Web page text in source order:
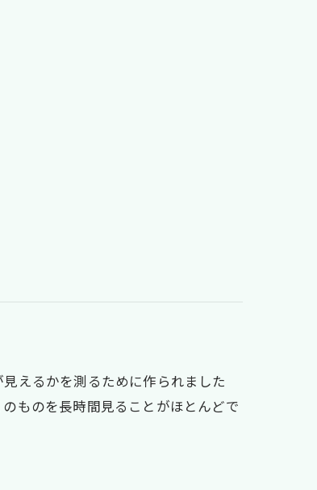
えるかを測るために作られました
ものを長時間見ることがほとんどで